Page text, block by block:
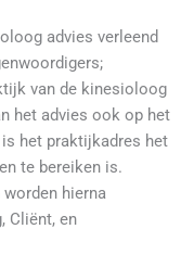
advies verleend
van de kinesioloog
het advies ook op het
is het praktijkadres het
te bereiken is.
worden hierna
Cliënt, en